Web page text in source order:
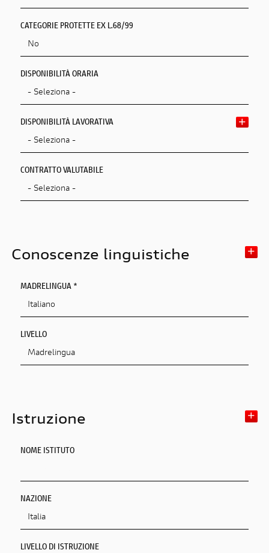
CATEGORIE PROTETTE EX L.68/99
DISPONIBILITÀ ORARIA
DISPONIBILITÀ LAVORATIVA
CONTRATTO VALUTABILE
Conoscenze linguistiche
MADRELINGUA *
LIVELLO
Istruzione
NOME ISTITUTO
NAZIONE
LIVELLO DI ISTRUZIONE